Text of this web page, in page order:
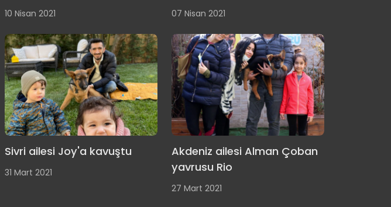
10 Nisan 2021 07 Nisan 2021
Sivri ailesi Joy'a kavuştu
31 Mart 2021
Akdeniz ailesi Alman Çoban
yavrusu Rio
27 Mart 2021